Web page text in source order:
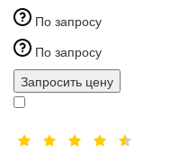
По запросу
По запросу
Запросить цену